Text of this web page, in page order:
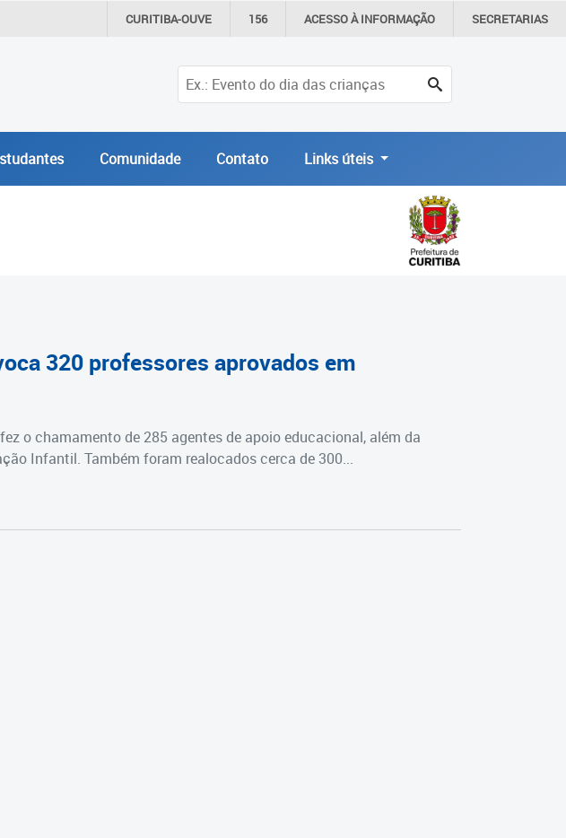
CURITIBA-OUVE 156 ACESSO ÀINFORMAÇÃO SECRETARIAS
Comunidade Contato Links úteis
320 professores aprovados em
o chamamento de 285 agentes de apoio educacional, além da
Infantil. Também foram realocados cerca de 300...